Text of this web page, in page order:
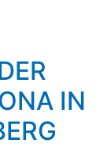
IN